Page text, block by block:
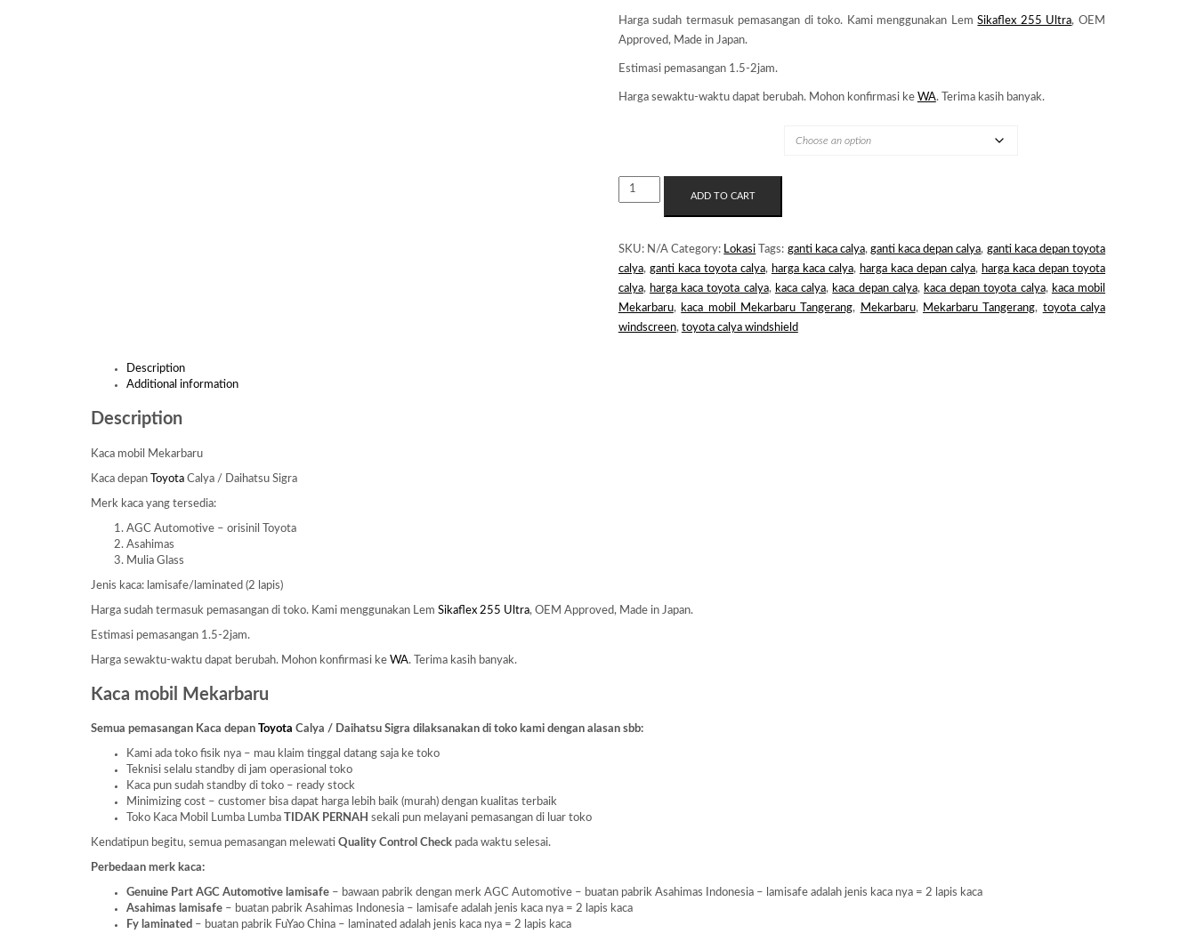
Harga sudah termasuk pemasangan di toko. Kami menggunakan LemSikaflex 255 Ultra, OEM
Approved, Made in Japan.
Estimasi pemasangan 1.5-2jam.
Harga sewaktu-waktu dapat berubah. Mohon konfirmasi ke WA. Terima kasih banyak.
KACA
MOBIL
QUANTITY
ADD TO CART
SKU: N/A Category: Lokasi Tags: ganti kaca calya,ganti kaca depan calya, ganti kaca depan toyota
calya, ganti kaca toyota calya, harga kaca calya, harga kaca depan calya, harga kaca depan toyota
calya, harga kaca toyota calya, kaca calya, kaca depan calya, kaca depan toyota calya, kaca mobil
Mekarbaru, kaca mobil Mekarbaru Tangerang, Mekarbaru, Mekarbaru Tangerang, toyota calya
windscreen, toyota calya windshield
Description
Additional information
Description
Kaca mobil Mekarbaru
Kaca depan Toyota Calya / Daihatsu Sigra
Merk kaca yang tersedia:
AGC Automotive – orisinil Toyota
Asahimas
Mulia Glass
Jenis kaca: lamisafe/laminated (2 lapis)
Harga sudah termasuk pemasangan di toko. Kami menggunakan Lem Sikaflex 255 Ultra, OEM Approved, Made in Japan.
Estimasi pemasangan 1.5-2jam.
Harga sewaktu-waktu dapat berubah. Mohon konfirmasi ke WA. Terima kasih banyak.
Kaca mobil Mekarbaru
Semua pemasangan Kaca depan Toyota Calya / Daihatsu Sigra dilaksanakan di toko kami dengan alasan sbb:
Kami ada toko fisik nya – mau klaim tinggal datang saja ke toko
Teknisi selalu standby di jam operasional toko
Kaca pun sudah standby di toko – ready stock
Minimizing cost – customer bisa dapat harga lebih baik (murah) dengan kualitas terbaik
Toko Kaca Mobil Lumba Lumba TIDAK PERNAH sekali pun melayani pemasangan di luar toko
Kendatipun begitu, semua pemasangan melewati Quality Control Check pada waktu selesai.
Perbedaan merk kaca:
Genuine Part AGC Automotive lamisafe – bawaan pabrik dengan merk AGC Automotive – buatan pabrik Asahimas Indonesia – lamisafe adalah jenis kaca nya = 2 lapis kaca
Asahimas lamisafe – buatan pabrik Asahimas Indonesia – lamisafe adalah jenis kaca nya = 2 lapis kaca
Fy laminated – buatan pabrik FuYao China – laminated adalah jenis kaca nya = 2 lapis kaca